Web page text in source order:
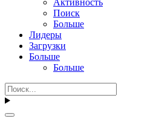
Поиск
Больше
Лидеры
Загрузки
Больше
Больше